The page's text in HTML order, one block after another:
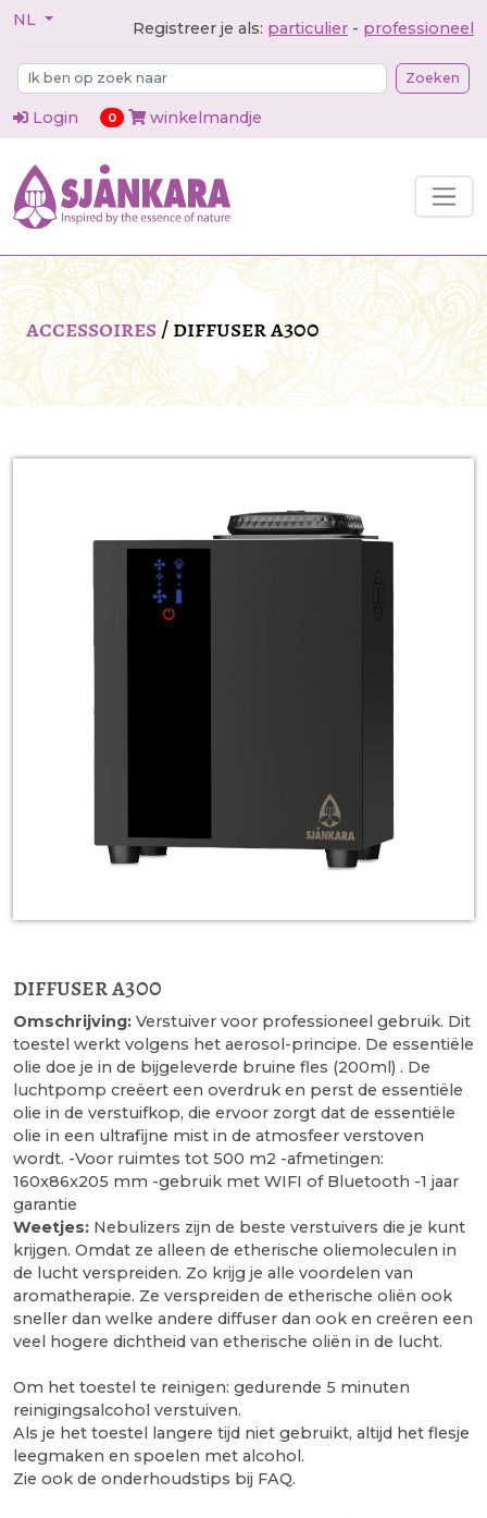
NL Registreer je als: particulier - professioneel
Zoeken
Login 0items in cart
winkelmandje
accessoires/diffuser a300
diffuser a300
Omschrijving: Verstuiver voor professioneel gebruik. Dit
toestel werkt volgens het aerosol-principe. De essentiële
olie doe je in de bijgeleverde bruine fles (200ml) . De
luchtpomp creëert een overdruk en perst de essentiële
olie in de verstuifkop, die ervoor zorgt dat de essentiële
olie in een ultrafijne mist in de atmosfeer verstoven
wordt. -Voor ruimtes tot 500 m2 -afmetingen:
160x86x205 mm -gebruik met WIFI of Bluetooth -1 jaar
garantie
Weetjes: Nebulizers zijn de beste verstuivers die je kunt
krijgen. Omdat ze alleen de etherische oliemoleculen in
de lucht verspreiden. Zo krijg je alle voordelen van
aromatherapie. Ze verspreiden de etherische oliën ook
sneller dan welke andere diffuser dan ook en creëren een
veel hogere dichtheid van etherische oliën in de lucht.
Om het toestel te reinigen: gedurende 5 minuten
reinigingsalcohol verstuiven.
Als je het toestel langere tijd niet gebruikt, altijd het flesje
leegmaken en spoelen met alcohol.
Zie ook de onderhoudstips bij FAQ.